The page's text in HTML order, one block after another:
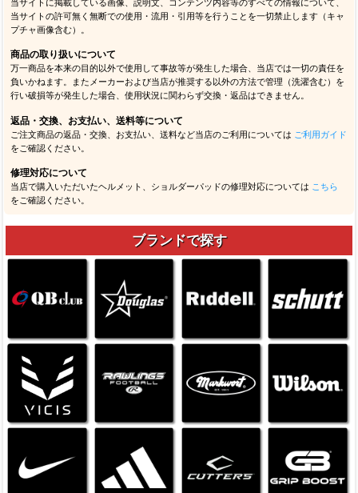
当サイトに掲載している画像、説明文、コンテンツ内容等のすべての情報について、
当サイトの許可無く無断での使用・流用・引用等を行うことを一切禁止します（キャ
プチャ画像含む）。
商品の取り扱いについて
万一商品を本来の目的以外で使用して事故等が発生した場合、当店では一切の責任を
負いかねます。またメーカーおよび当店が推奨する以外の方法で管理（洗濯含む）を
行い破損等が発生した場合、使用状況に関わらず交換・返品はできません。
返品・交換、お支払い、送料等について
ご注文商品の返品・交換、お支払い、送料など当店のご利用については ご利用ガイド
をご確認ください。
修理対応について
当店で購入いただいたヘルメット、ショルダーパッドの修理対応については こちら
をご確認ください。
ブランドで探す